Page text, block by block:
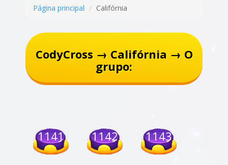
Página principal Califórnia
CodyCross → Califórnia → O
grupo:
1141 1142 1143